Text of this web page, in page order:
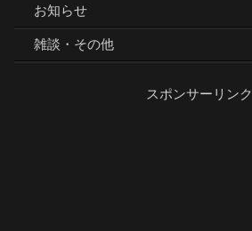
お知らせ
雑談・その他
スポンサーリンク